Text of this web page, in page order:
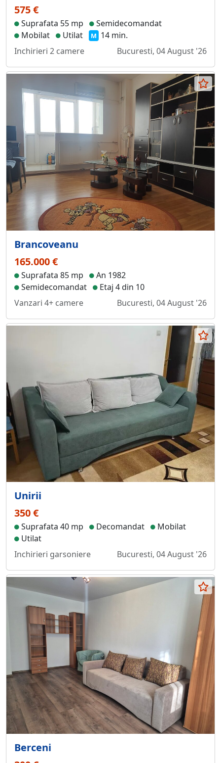
575 €
Suprafata 55 mp
Semidecomandat
Mobilat
Utilat M 14 min.
Inchirieri 2 camere
Bucuresti, 04 August '26
Brancoveanu
165.000 €
Suprafata 85 mp
An 1982
Semidecomandat
Etaj 4 din 10
Vanzari 4+ camere
Bucuresti, 04 August '26
Unirii
350 €
Suprafata 40 mp Decomandat
Mobilat
Utilat
Inchirieri garsoniere
Bucuresti, 04 August '26
Berceni